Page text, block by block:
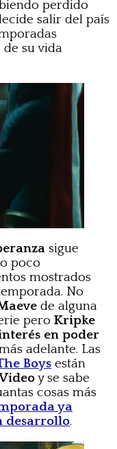
perdido
salir del país
su vida
sigue
poco
mostrados
No
de alguna
pero Kripke
en poder
adelante. Las
Boys están
y se sabe
cosas más
ya
desarrollo.